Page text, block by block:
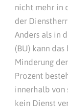
nicht mehr in
der
Anders als in
(BU) kann
Minderung
Prozent
innerhalb von
kein Dienst